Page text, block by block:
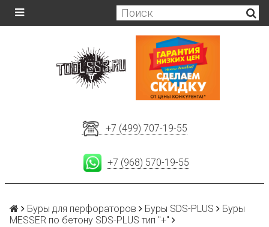
+7 (499) 707-19-55
+7 (968) 570-19-55
Буры для перфораторов Буры SDS-PLUS
Буры
MESSER по бетону SDS-PLUS тип "+"